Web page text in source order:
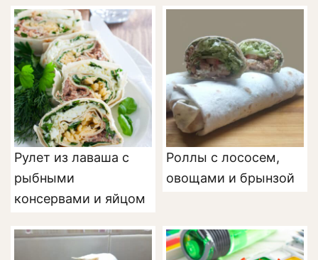
Рулет из лаваша с
рыбными
консервами и яйцом
Роллы с лососем,
овощами и брынзой